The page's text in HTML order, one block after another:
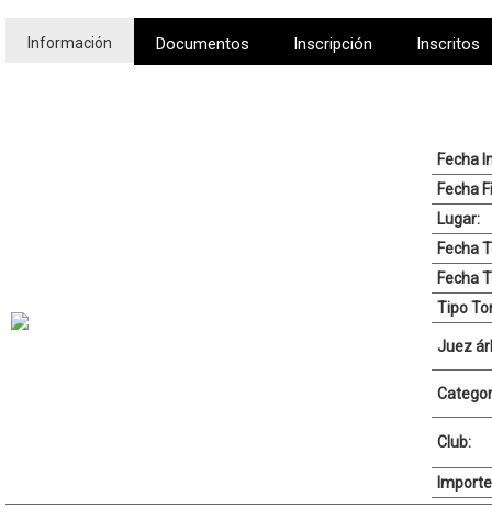
Información Documentos Inscripción Inscritos
Fecha
Fecha
Lugar:
Fecha
Fecha
Tipo
Juez
Club: